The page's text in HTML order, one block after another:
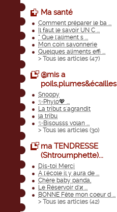
Ma santé
Comment préparer le ba ...
Il faut le savoir UN C ...
“ Que l'aliment s ...
Mon coin savonnerie
Quelques aliments effi ...
> Tous les articles (47)
@mis a
poils,plumes&écailles
Snoopy
✨Phylo💖 ...
La tribut s'agrandit
la tribu
✨Bisousss volan ...
> Tous les articles (30)
ma TENDRESSE
(Shtroumphette)...
Dis-toi Merci
A l'école il y aura de ...
Chère baby panda,
Le Réservoir d'ϰ ...
BONNE Fête mon coeur d ...
> Tous les articles (42)